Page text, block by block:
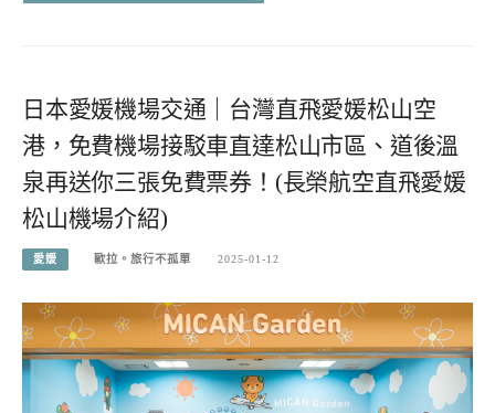
日本愛媛機場交通｜台灣直飛愛媛松山空
港，免費機場接駁車直達松山市區、道後溫
泉再送你三張免費票券！(長榮航空直飛愛媛
松山機場介紹)
愛媛 歐拉。旅行不孤單 2025-01-12